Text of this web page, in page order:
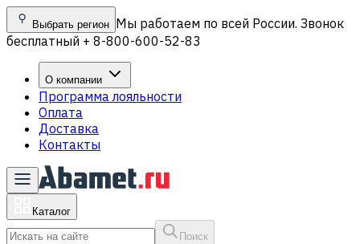
Выбрать регион Мы работаем по всей России. Звонок
бесплатный + 8-800-600-52-83
О компании
Программа лояльности
Оплата
Доставка
Контакты
Каталог
Поиск